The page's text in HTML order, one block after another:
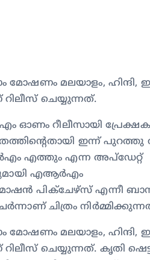
മലയാളം, ഹിന്ദി,
ചെയ്യുന്നത്.
ഓണം റീലീസായി
ഇന്ന് പുറത്തു
എത്തും എന്ന അപ്ഡേറ്റ്
എആര്‍എം
മോഷൻ പിക്ചേഴ്സ് എന്നീ
ചിത്രം
മലയാളം, ഹിന്ദി,
ചെയ്യുന്നത്. കൃതി